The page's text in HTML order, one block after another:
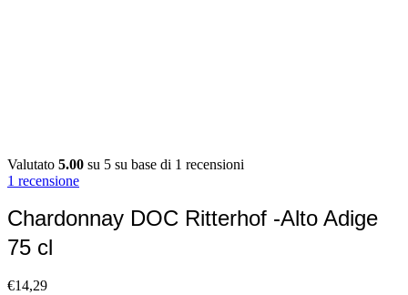
Valutato 5.00 su 5 su base di 1 recensioni
1 recensione
Chardonnay DOC Ritterhof -Alto Adige
75 cl
€14,29